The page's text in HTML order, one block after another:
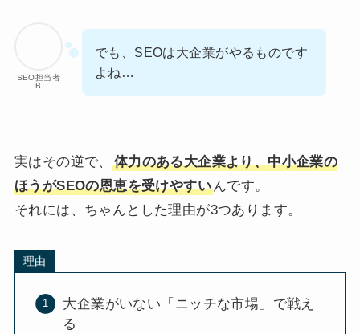
SEO担当者
B
でも、SEOは大企業がやるものです
よね…
実はその逆で、
体力のある大企業より、中小企業の
ほうがSEOの恩恵を受けやすいんです。
それには、ちゃんとした理由が3つあります。
理由
大企業がいない「ニッチな市場」で戦え
る